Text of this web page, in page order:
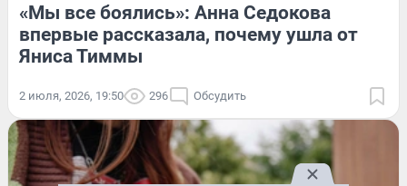
«Мы все боялись»: Анна Седокова
впервые рассказала, почему ушла от
Яниса Тиммы
2 июля, 2026, 19:50 296 Обсудить